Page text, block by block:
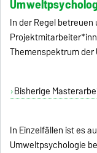
In der Regel
Themenspektrum
Bisherige
In Einzelfällen ist es
Umweltpsychologie